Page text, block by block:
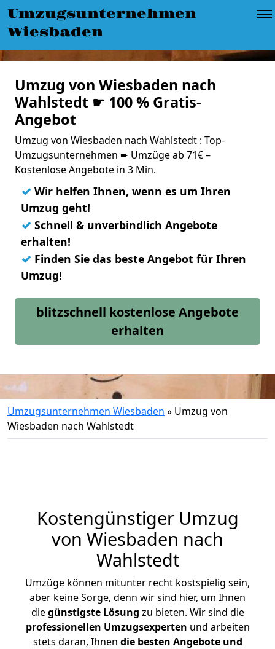
Umzugsunternehmen
Wiesbaden
Umzug von Wiesbaden nach
Wahlstedt ☛ 100 % Gratis-
Angebot
Umzug von Wiesbaden nach Wahlstedt : Top-
Umzugsunternehmen ➨ Umzüge ab 71€ –
Kostenlose Angebote in 3 Min.
✓ Wir helfen Ihnen, wenn es um Ihren
Umzug geht!
✓ Schnell & unverbindlich Angebote
erhalten!
✓ Finden Sie das beste Angebot für Ihren
Umzug!
blitzschnell kostenlose Angebote
erhalten
Umzugsunternehmen Wiesbaden » Umzug von
Wiesbaden nach Wahlstedt
Kostengünstiger Umzug
von Wiesbaden nach
Wahlstedt
Umzüge können mitunter recht kostspielig sein,
aber keine Sorge, denn wir sind hier, um Ihnen
diegünstigste Lösung zu bieten. Wir sind die
professionellen Umzugsexperten und arbeiten
stets daran, Ihnen die besten Angebote und